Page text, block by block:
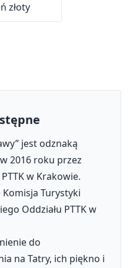
złoty
jest odznaką
2016 roku przez
w Krakowie.
Turystyki
Oddziału PTTK w
do
na Tatry, ich piękno i